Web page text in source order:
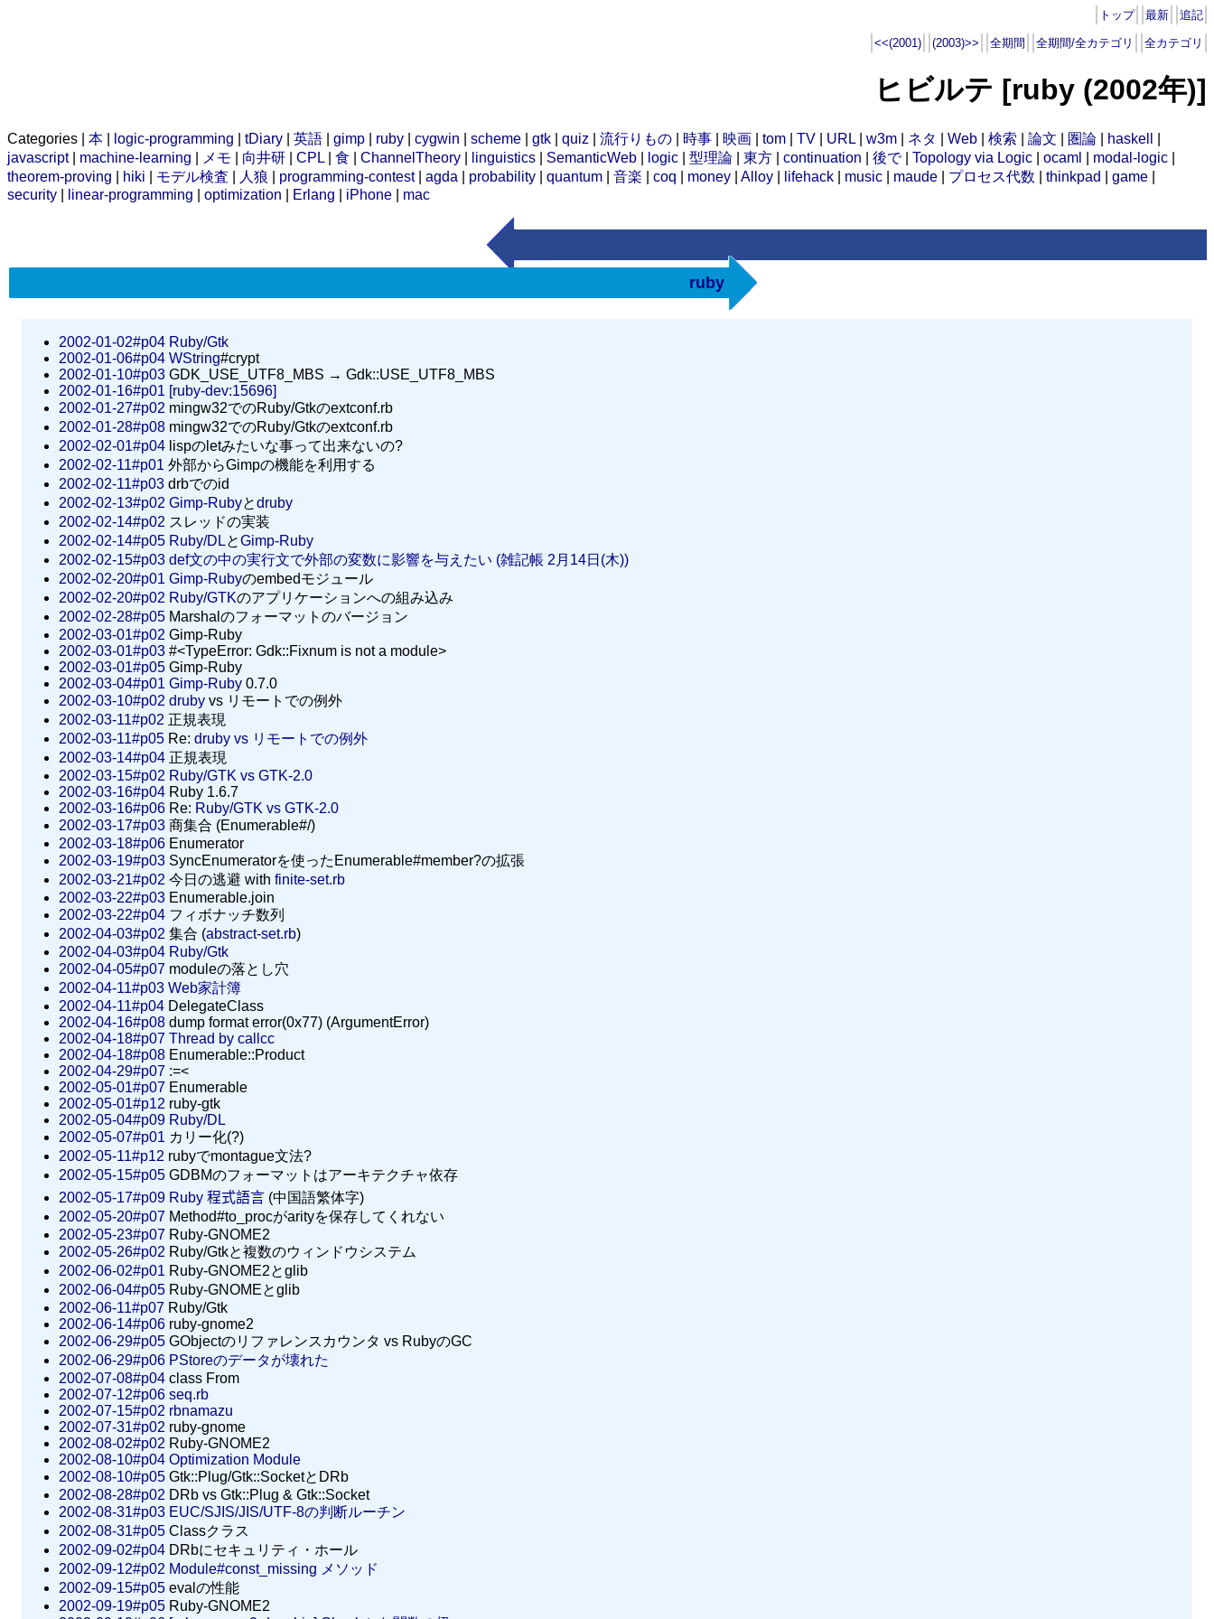
トップ 最新 追記
<<(2001) (2003)>> 全期間 全期間/全カテゴリ 全カテゴリ
ヒビルテ [ruby (2002年)]
Categories | 本 logic-programming tDiary 英語 gimp ruby cygwin scheme gtk quiz 流行りもの 時事 映画 tom TV URL w3m ネタ Web 検索 論文 圏論 haskell
javascript| machine-learning メモ 向井研 CPL 食 ChannelTheory linguistics SemanticWeb logic 型理論 東方 continuation 後で| Topology via Logic ocaml modal-logic
theorem-proving
hiki モデル検査 人狼 programming-contest| agda probability quantum 音楽 coq money Alloy lifehack music maude プロセス代数 thinkpad game
security
linear-programming optimization Erlang iPhone mac
ruby
2002-01-02#p04 Ruby/Gtk
2002-01-06#p04 WString#crypt
2002-01-10#p03 GDK_USE_UTF8_MBS → Gdk::USE_UTF8_MBS
2002-01-16#p01 [ruby-dev:15696]
2002-01-27#p02 mingw32でのRuby/Gtkのextconf.rb
2002-01-28#p08 mingw32でのRuby/Gtkのextconf.rb
2002-02-01#p04 lispのletみたいな事って出来ないの?
2002-02-11#p01 外部からGimpの機能を利用する
2002-02-11#p03 drbでのid
2002-02-13#p02 Gimp-Rubyとdruby
2002-02-14#p02 スレッドの実装
2002-02-14#p05 Ruby/DLとGimp-Ruby
2002-02-15#p03 def文の中の実行文で外部の変数に影響を与えたい (雑記帳 2月14日(木))
2002-02-20#p01 Gimp-Rubyのembedモジュール
2002-02-20#p02 Ruby/GTKのアプリケーションへの組み込み
2002-02-28#p05 Marshalのフォーマットのバージョン
2002-03-01#p02 Gimp-Ruby
2002-03-01#p03 #<TypeError: Gdk::Fixnum is not a module>
2002-03-01#p05 Gimp-Ruby
2002-03-04#p01 Gimp-Ruby 0.7.0
2002-03-10#p02 druby vs リモートでの例外
2002-03-11#p02 正規表現
2002-03-11#p05 Re: druby vs リモートでの例外
2002-03-14#p04 正規表現
2002-03-15#p02 Ruby/GTK vs GTK-2.0
2002-03-16#p04 Ruby 1.6.7
2002-03-16#p06 Re: Ruby/GTK vs GTK-2.0
2002-03-17#p03 商集合 (Enumerable#/)
2002-03-18#p06 Enumerator
2002-03-19#p03 SyncEnumeratorを使ったEnumerable#member?の拡張
2002-03-21#p02 今日の逃避 with finite-set.rb
2002-03-22#p03 Enumerable.join
2002-03-22#p04 フィボナッチ数列
2002-04-03#p02 集合 (abstract-set.rb)
2002-04-03#p04 Ruby/Gtk
2002-04-05#p07 moduleの落とし穴
2002-04-11#p03 Web家計簿
2002-04-11#p04 DelegateClass
2002-04-16#p08 dump format error(0x77) (ArgumentError)
2002-04-18#p07 Thread by callcc
2002-04-18#p08 Enumerable::Product
2002-04-29#p07 :=<
2002-05-01#p07 Enumerable
2002-05-01#p12 ruby-gtk
2002-05-04#p09 Ruby/DL
2002-05-07#p01 カリー化(?)
2002-05-11#p12 rubyでmontague文法?
2002-05-15#p05 GDBMのフォーマットはアーキテクチャ依存
2002-05-17#p09 Ruby 程式語言 (中国語繁体字)
2002-05-20#p07 Method#to_procがarityを保存してくれない
2002-05-23#p07 Ruby-GNOME2
2002-05-26#p02 Ruby/Gtkと複数のウィンドウシステム
2002-06-02#p01 Ruby-GNOME2とglib
2002-06-04#p05 Ruby-GNOMEとglib
2002-06-11#p07 Ruby/Gtk
2002-06-14#p06 ruby-gnome2
2002-06-29#p05 GObjectのリファレンスカウンタ vs RubyのGC
2002-06-29#p06 PStoreのデータが壊れた
2002-07-08#p04 class From
2002-07-12#p06 seq.rb
2002-07-15#p02 rbnamazu
2002-07-31#p02 ruby-gnome
2002-08-02#p02 Ruby-GNOME2
2002-08-10#p04 Optimization Module
2002-08-10#p05 Gtk::Plug/Gtk::SocketとDRb
2002-08-28#p02 DRb vs Gtk::Plug & Gtk::Socket
2002-08-31#p03 EUC/SJIS/JIS/UTF-8の判断ルーチン
2002-08-31#p05 Classクラス
2002-09-02#p04 DRbにセキュリティ・ホール
2002-09-12#p02 Module#const_missing メソッド
2002-09-15#p05 evalの性能
2002-09-19#p05 Ruby-GNOME2